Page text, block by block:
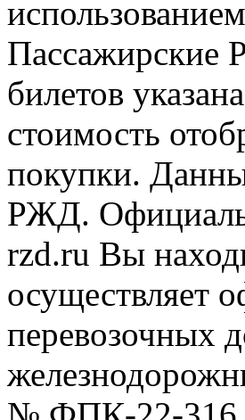
билетов
стоимость
покупки.
РЖД.
rzd.ru Вы
осуществляет
перевозочных